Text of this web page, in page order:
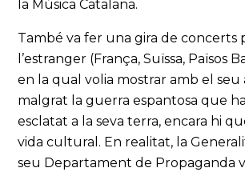
la Música Catalana.
També va fer una gira de concerts
l’estranger (França, Suïssa, Països
en la qual volia mostrar amb el seu
malgrat la guerra espantosa que
esclatat a la seva terra, encara hi
vida cultural. En realitat, la
seu Departament de Propaganda